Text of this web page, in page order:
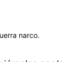
narco.